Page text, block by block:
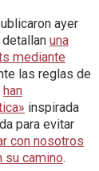
ayer
una
mediante
las reglas de
han
inspirada
para evitar
con nosotros
su camino.